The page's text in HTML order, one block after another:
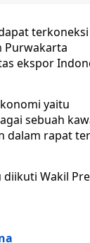
Purwakarta
ekspor
yaitu
sebuah
dalam rapat
Wakil